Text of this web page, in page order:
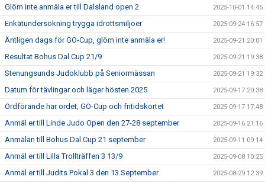
Glöm inte anmäla er till Dalsland open 2 2025-10-01 14:45
Enkätundersökning trygga idrottsmiljöer 2025-09-24 16:57
Äntligen dags för GO-Cup, glöm inte anmäla er! 2025-09-21 20:01
Resultat Bohus Dal Cup 21/9 2025-09-21 19:38
Stenungsunds Judoklubb på Seniormässan 2025-09-21 19:32
Datum för tävlingar och läger hösten 2025 2025-09-17 20:38
Ordförande har ordet, GO-Cup och fritidskortet 2025-09-17 17:48
Anmäl er till Linde Judo Open den 27-28 september 2025-09-16 21:16
Anmälan till Bohus Dal Cup 21 september 2025-09-11 09:14
Anmäl er till Lilla Trollträffen 3 13/9 2025-09-08 10:25
Anmäl er till Judits Pokal 3 den 13 September 2025-08-29 12:39